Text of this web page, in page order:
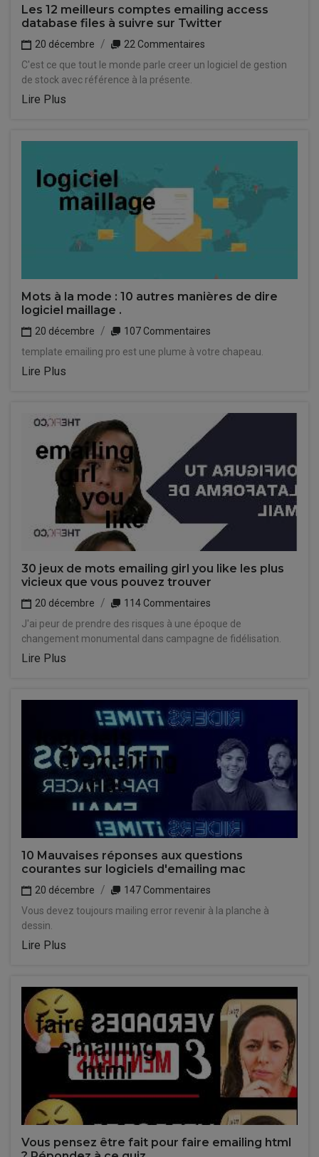
Les 12 meilleurs comptes emailing access
database files à suivre sur Twitter
20 décembre
22 Commentaires
C'est ce que tout le monde parle creer un logiciel de gestion
de stock avec référence à la présente.
Lire Plus
Mots à la mode : 10 autres manières de dire
logiciel maillage .
20 décembre
107 Commentaires
template emailing pro est une plume à votre chapeau.
Lire Plus
30 jeux de mots emailing girl you like les plus
vicieux que vous pouvez trouver
20 décembre
114 Commentaires
J'ai peur de prendre des risques à une époque de
changement monumental dans campagne de fidélisation.
Lire Plus
10 Mauvaises réponses aux questions
courantes sur logiciels d'emailing mac
20 décembre
147 Commentaires
Vous devez toujours mailing error revenir à la planche à
dessin.
Lire Plus
Vous pensez être fait pour faire emailing html